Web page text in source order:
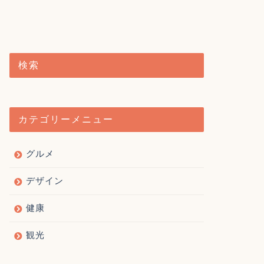
検索
カテゴリーメニュー
グルメ
デザイン
健康
観光